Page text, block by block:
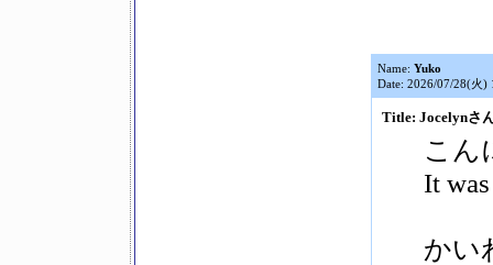
Name: Yuko
Date: 2026/07/28(火)
Title: Jocelynさ
こん
It
かい